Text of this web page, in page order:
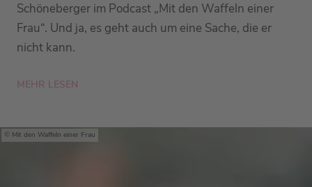
Schöneberger im Podcast „Mit den Waffeln einer
Frau“. Und ja, es geht auch um eine Sache, die er
nicht kann.
MEHR LESEN
Mit den Waffeln einer Frau